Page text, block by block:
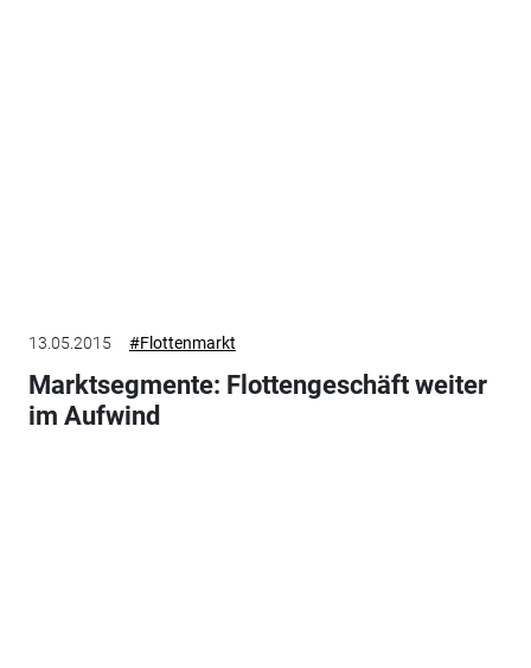
13.05.2015 #Flottenmarkt
Marktsegmente: Flottengeschäft weiter
im Aufwind